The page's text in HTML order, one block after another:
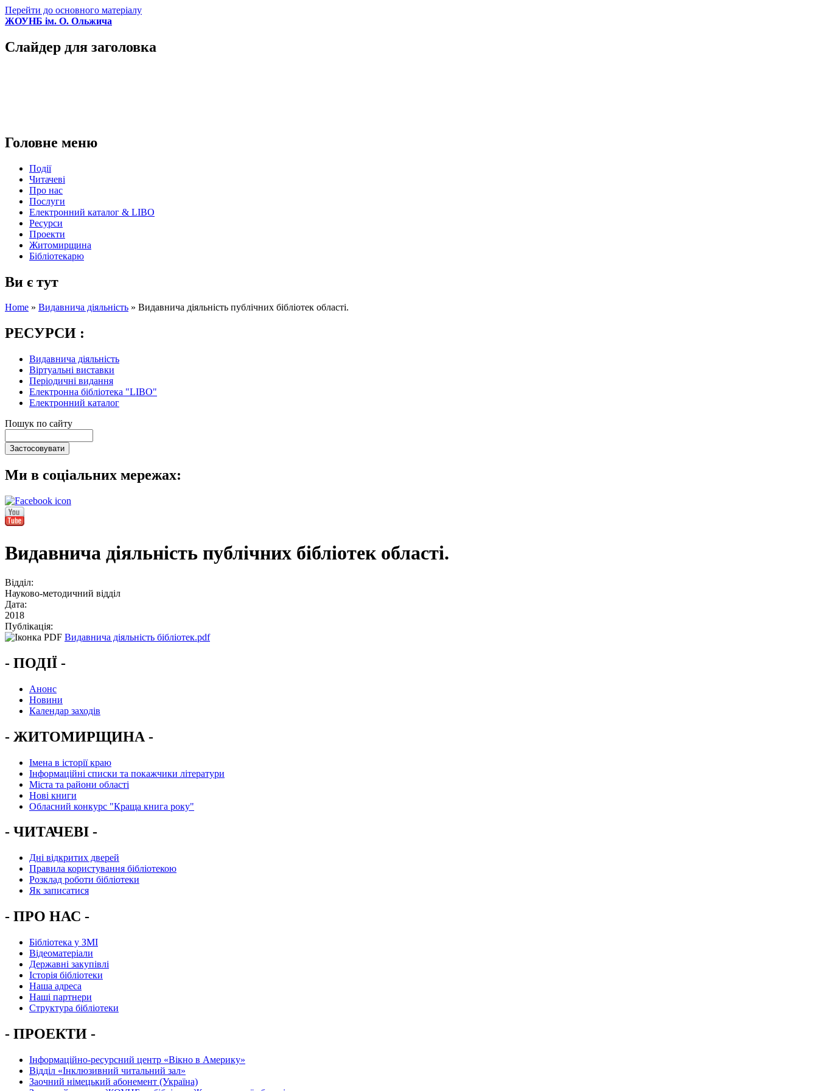
Перейти до основного матеріалу
ЖОУНБ ім. О. Ольжича
Слайдер для заголовка
Головне меню
Події
Читачеві
Про нас
Послуги
Електронний каталог & LIBO
Ресурси
Проекти
Житомирщина
Бібліотекарю
Ви є тут
Home » Видавнича діяльність » Видавнича діяльність публічних бібліотек області.
РЕСУРСИ :
Видавнича діяльність
Віртуальні виставки
Періодичні видання
Електронна бібліотека "LIBO"
Електронний каталог
Пошук по сайту
Ми в соціальних мережах:
Видавнича діяльність публічних бібліотек області.
Відділ:
Науково-методичний відділ
Дата:
2018
Публікація:
Видавнича діяльність бібліотек.pdf
- ПОДІЇ -
Анонс
Новини
Календар заходів
- ЖИТОМИРЩИНА -
Імена в історії краю
Інформаційні списки та покажчики літератури
Міста та райони області
Нові книги
Обласний конкурс "Краща книга року"
- ЧИТАЧЕВІ -
Дні відкритих дверей
Правила користування бібліотекою
Розклад роботи бібліотеки
Як записатися
- ПРО НАС -
Бібліотека у ЗМІ
Відеоматеріали
Державні закупівлі
Історія бібліотеки
Наша адреса
Наші партнери
Структура бібліотеки
- ПРОЕКТИ -
Інформаційно-ресурсний центр «Вікно в Америку»
Вiддiл «Інклюзивний читальний зал»
Заочний німецький абонемент (Україна)